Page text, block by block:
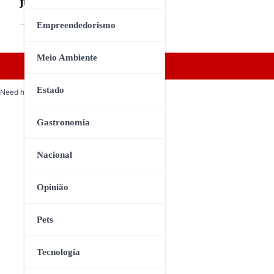
Empreendedorismo
Meio Ambiente
Estado
Gastronomia
Nacional
Opinião
Pets
Tecnologia
Need help? Our team is just a message away